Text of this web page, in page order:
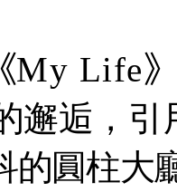
My Life
邂逅，
的圓柱大